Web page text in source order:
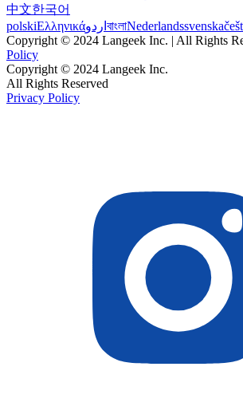
中文한국어
polskiΕλληνικάاردو বাংলাNederlandssvenska
Copyright © 2024 Langeek Inc. | All Rights
Policy
Copyright © 2024 Langeek Inc.
All Rights Reserved
Privacy Policy